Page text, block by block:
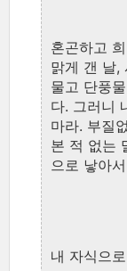
혼곤하고
맑게 갠 날,
물고 단풍
다. 그러니
마라. 부질
본 적 없는
으로 낳아
내 자식으